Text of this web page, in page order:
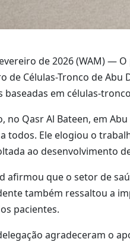
de 2026 (WAM) —
de Células-Tronco de
em células-
no Qasr Al Bateen, em
todos. Ele elogiou o
ao desenvolvimento
afirmou que o setor de
também ressaltou a
pacientes.
agradeceram o